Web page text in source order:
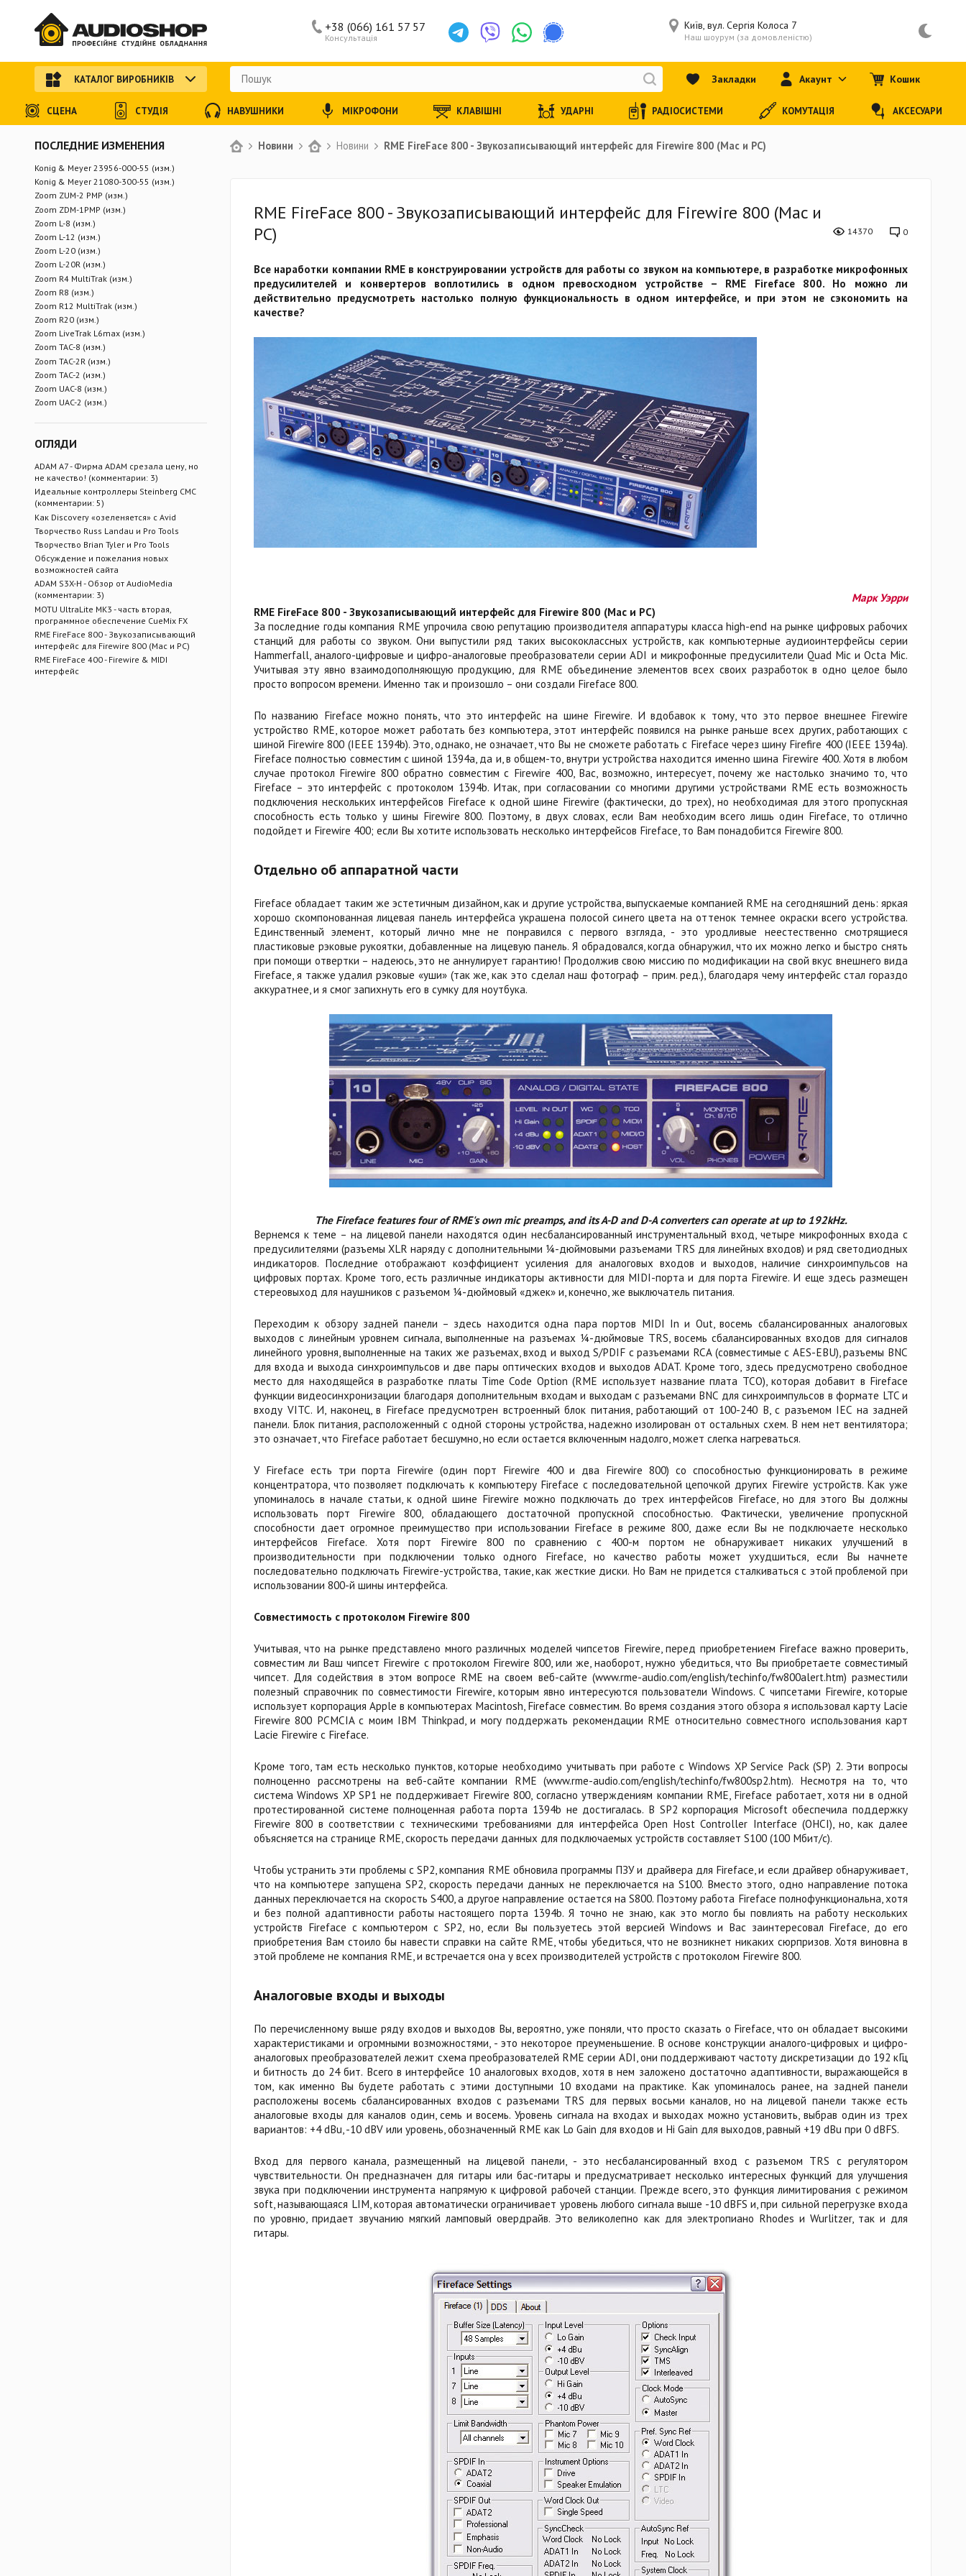
Новини Новини RME FireFace 800 - Звукозаписывающий интерфейс для Firewire 800 (Mac и PC)
RME FireFace 800 - Звукозаписывающий интерфейс для Firewire 800 (Mac и
PC)
14370 0
Все наработки компании RME в конструировании устройств для работы со звуком на компьютере, в разработке микрофонных
предусилителей и конвертеров воплотились в одном превосходном устройстве – RME Fireface 800. Но можно ли
действительно предусмотреть настолько полную функциональность в одном интерфейсе, и при этом не сэкономить на
качестве?
Марк Уэрри
RME FireFace 800 - Звукозаписывающий интерфейс для Firewire 800 (Mac и PC)
За последние годы компания RME упрочила свою репутацию производителя аппаратуры класса high-end на рынке цифровых рабочих
станций для работы со звуком. Они выпустили ряд таких высококлассных устройств, как компьютерные аудиоинтерфейсы серии
Hammerfall, аналого-цифровые и цифро-аналоговые преобразователи серии ADI и микрофонные предусилители Quad Mic и Octa Mic.
Учитывая эту явно взаимодополняющую продукцию, для RME объединение элементов всех своих разработок в одно целое было
просто вопросом времени. Именно так и произошло – они создали Fireface 800.
По названию Fireface можно понять, что это интерфейс на шине Firewire. И вдобавок к тому, что это первое внешнее Firewire
устройство RME, которое может работать без компьютера, этот интерфейс появился на рынке раньше всех других, работающих с
шиной Firewire 800 (IEEE 1394b). Это, однако, не означает, что Вы не сможете работать с Fireface через шину Firefire 400 (IEEE 1394a).
Fireface полностью совместим с шиной 1394a, да и, в общем-то, внутри устройства находится именно шина Firewire 400. Хотя в любом
случае протокол Firewire 800 обратно совместим с Firewire 400, Вас, возможно, интересует, почему же настолько значимо то, что
Fireface – это интерфейс с протоколом 1394b. Итак, при согласовании со многими другими устройствами RME есть возможность
подключения нескольких интерфейсов Fireface к одной шине Firewire (фактически, до трех), но необходимая для этого пропускная
способность есть только у шины Firewire 800. Поэтому, в двух словах, если Вам необходим всего лишь один Fireface, то отлично
подойдет и Firewire 400; если Вы хотите использовать несколько интерфейсов Fireface, то Вам понадобится Firewire 800.
Отдельно об аппаратной части
Fireface обладает таким же эстетичным дизайном, как и другие устройства, выпускаемые компанией RME на сегодняшний день: яркая
хорошо скомпонованная лицевая панель интерфейса украшена полосой синего цвета на оттенок темнее окраски всего устройства.
Единственный элемент, который лично мне не понравился с первого взгляда, - это уродливые неестественно смотрящиеся
пластиковые рэковые рукоятки, добавленные на лицевую панель. Я обрадовался, когда обнаружил, что их можно легко и быстро снять
при помощи отвертки – надеюсь, это не аннулирует гарантию! Продолжив свою миссию по модификации на свой вкус внешнего вида
Fireface, я также удалил рэковые «уши» (так же, как это сделал наш фотограф – прим. ред.), благодаря чему интерфейс стал гораздо
аккуратнее, и я смог запихнуть его в сумку для ноутбука.
The Fireface features four of RME's own mic preamps, and its A-D and D-A converters can operate at up to 192kHz.
Вернемся к теме – на лицевой панели находятся один несбалансированный инструментальный вход, четыре микрофонных входа с
предусилителями (разъемы XLR наряду с дополнительными ¼-дюймовыми разъемами TRS для линейных входов) и ряд светодиодных
индикаторов. Последние отображают коэффициент усиления для аналоговых входов и выходов, наличие синхроимпульсов на
цифровых портах. Кроме того, есть различные индикаторы активности для MIDI-порта и для порта Firewire. И еще здесь размещен
стереовыход для наушников с разъемом ¼-дюймовый «джек» и, конечно, же выключатель питания.
Переходим к обзору задней панели – здесь находится одна пара портов MIDI In и Out, восемь сбалансированных аналоговых
выходов с линейным уровнем сигнала, выполненные на разъемах ¼-дюймовые TRS, восемь сбалансированных входов для сигналов
линейного уровня, выполненные на таких же разъемах, вход и выход S/PDIF с разъемами RCA (совместимые с AES-EBU), разъемы BNC
для входа и выхода синхроимпульсов и две пары оптических входов и выходов ADAT. Кроме того, здесь предусмотрено свободное
место для находящейся в разработке платы Time Code Option (RME использует название плата TCO), которая добавит в Fireface
функции видеосинхронизации благодаря дополнительным входам и выходам с разъемами BNC для синхроимпульсов в формате LTC и
входу VITC. И, наконец, в Fireface предусмотрен встроенный блок питания, работающий от 100-240 В, с разъемом IEC на задней
панели. Блок питания, расположенный с одной стороны устройства, надежно изолирован от остальных схем. В нем нет вентилятора;
это означает, что Fireface работает бесшумно, но если остается включенным надолго, может слегка нагреваться.
У Fireface есть три порта Firewire (один порт Firewire 400 и два Firewire 800) со способностью функционировать в режиме
концентратора, что позволяет подключать к компьютеру Fireface с последовательной цепочкой других Firewire устройств. Как уже
упоминалось в начале статьи, к одной шине Firewire можно подключать до трех интерфейсов Fireface, но для этого Вы должны
использовать порт Firewire 800, обладающего достаточной пропускной способностью. Фактически, увеличение пропускной
способности дает огромное преимущество при использовании Fireface в режиме 800, даже если Вы не подключаете несколько
интерфейсов Fireface. Хотя порт Firewire 800 по сравнению с 400-м портом не обнаруживает никаких улучшений в
производительности при подключении только одного Fireface, но качество работы может ухудшиться, если Вы начнете
последовательно подключать Firewire-устройства, такие, как жесткие диски. Но Вам не придется сталкиваться с этой проблемой при
использовании 800-й шины интерфейса.
Совместимость с протоколом Firewire 800
Учитывая, что на рынке представлено много различных моделей чипсетов Firewire, перед приобретением Fireface важно проверить,
совместим ли Ваш чипсет Firewire с протоколом Firewire 800, или же, наоборот, нужно убедиться, что Вы приобретаете совместимый
чипсет. Для содействия в этом вопросе RME на своем веб-сайте (www.rme-audio.com/english/techinfo/fw800alert.htm) разместили
полезный справочник по совместимости Firewire, которым явно интересуются пользователи Windows. С чипсетами Firewire, которые
использует корпорация Apple в компьютерах Macintosh, Fireface совместим. Во время создания этого обзора я использовал карту Lacie
Firewire 800 PCMCIA с моим IBM Thinkpad, и могу поддержать рекомендации RME относительно совместного использования карт
Lacie Firewire с Fireface.
Кроме того, там есть несколько пунктов, которые необходимо учитывать при работе с Windows XP Service Pack (SP) 2. Эти вопросы
полноценно рассмотрены на веб-сайте компании RME (www.rme-audio.com/english/techinfo/fw800sp2.htm). Несмотря на то, что
система Windows XP SP1 не поддерживает Firewire 800, согласно утверждениям компании RME, Fireface работает, хотя ни в одной
протестированной системе полноценная работа порта 1394b не достигалась. В SP2 корпорация Microsoft обеспечила поддержку
Firewire 800 в соответствии с техническими требованиями для интерфейса Open Host Controller Interface (OHCI), но, как далее
объясняется на странице RME, скорость передачи данных для подключаемых устройств составляет S100 (100 Мбит/с).
Чтобы устранить эти проблемы с SP2, компания RME обновила программы ПЗУ и драйвера для Fireface, и если драйвер обнаруживает,
что на компьютере запущена SP2, скорость передачи данных не переключается на S100. Вместо этого, одно направление потока
данных переключается на скорость S400, а другое направление остается на S800. Поэтому работа Fireface полнофункциональна, хотя
и без полной адаптивности работы настоящего порта 1394b. Я точно не знаю, как это могло бы повлиять на работу нескольких
устройств Fireface с компьютером с SP2, но, если Вы пользуетесь этой версией Windows и Вас заинтересовал Fireface, до его
приобретения Вам стоило бы навести справки на сайте RME, чтобы убедиться, что не возникнет никаких сюрпризов. Хотя виновна в
этой проблеме не компания RME, и встречается она у всех производителей устройств с протоколом Firewire 800.
Аналоговые входы и выходы
По перечисленному выше ряду входов и выходов Вы, вероятно, уже поняли, что просто сказать о Fireface, что он обладает высокими
характеристиками и огромными возможностями, - это некоторое преуменьшение. В основе конструкции аналого-цифровых и цифро-
аналоговых преобразователей лежит схема преобразователей RME серии ADI, они поддерживают частоту дискретизации до 192 кГц
и битность до 24 бит. Всего в интерфейсе 10 аналоговых входов, хотя в нем заложено достаточно адаптивности, выражающейся в
том, как именно Вы будете работать с этими доступными 10 входами на практике. Как упоминалось ранее, на задней панели
расположены восемь сбалансированных входов с разъемами TRS для первых восьми каналов, но на лицевой панели также есть
аналоговые входы для каналов один, семь и восемь. Уровень сигнала на входах и выходах можно установить, выбрав один из трех
вариантов: +4 dBu, -10 dBV или уровень, обозначенный RME как Lo Gain для входов и Hi Gain для выходов, равный +19 dBu при 0 dBFS.
Вход для первого канала, размещенный на лицевой панели, - это несбалансированный вход с разъемом TRS с регулятором
чувствительности. Он предназначен для гитары или бас-гитары и предусматривает несколько интересных функций для улучшения
звука при подключении инструмента напрямую к цифровой рабочей станции. Прежде всего, это функция лимитирования с режимом
soft, называющаяся LIM, которая автоматически ограничивает уровень любого сигнала выше -10 dBFS и, при сильной перегрузке входа
по уровню, придает звучанию мягкий ламповый овердрайв. Это великолепно как для электропиано Rhodes и Wurlitzer, так и для
гитары.
ПОСЛЕДНИЕ ИЗМЕНЕНИЯ
Konig & Meyer 23956-000-55 (изм.)
Konig & Meyer 21080-300-55 (изм.)
Zoom ZUM-2 PMP (изм.)
Zoom ZDM-1PMP (изм.)
Zoom L-8 (изм.)
Zoom L-12 (изм.)
Zoom L-20 (изм.)
Zoom L-20R (изм.)
Zoom R4 MultiTrak (изм.)
Zoom R8 (изм.)
Zoom R12 MultiTrak (изм.)
Zoom R20 (изм.)
Zoom LiveTrak L6max (изм.)
Zoom TAC-8 (изм.)
Zoom TAC-2R (изм.)
Zoom TAC-2 (изм.)
Zoom UAC-8 (изм.)
Zoom UAC-2 (изм.)
ОГЛЯДИ
ADAM A7 - Фирма ADAM срезала цену, но
не качество! (комментарии: 3)
Идеальные контроллеры Steinberg CMC
(комментарии: 5)
Как Discovery «озеленяется» с Avid
Творчество Russ Landau и Pro Tools
Творчество Brian Tyler и Pro Tools
Обсуждение и пожелания новых
возможностей сайта
ADAM S3X-H - Обзор от AudioMedia
(комментарии: 3)
MOTU UltraLite MK3 - часть вторая,
программное обеспечение CueMix FX
RME FireFace 800 - Звукозаписывающий
интерфейс для Firewire 800 (Mac и PC)
RME FireFace 400 - Firewire & MIDI
интерфейс
Консультація
+38 (066) 161 57 57 Київ, вул. Сергія Колоса 7
Наш шоурум (за домовленістю)
КАТАЛОГ ВИРОБНИКІВ Закладки Акаунт Кошик
СЦЕНА СТУДІЯ НАВУШНИКИ МІКРОФОНИ КЛАВІШНІ УДАРНІ РАДІОСИСТЕМИ КОМУТАЦІЯ АКСЕСУАРИ